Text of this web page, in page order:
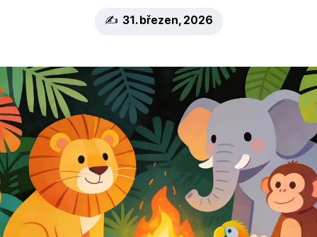
✍️ 31. březen, 2026